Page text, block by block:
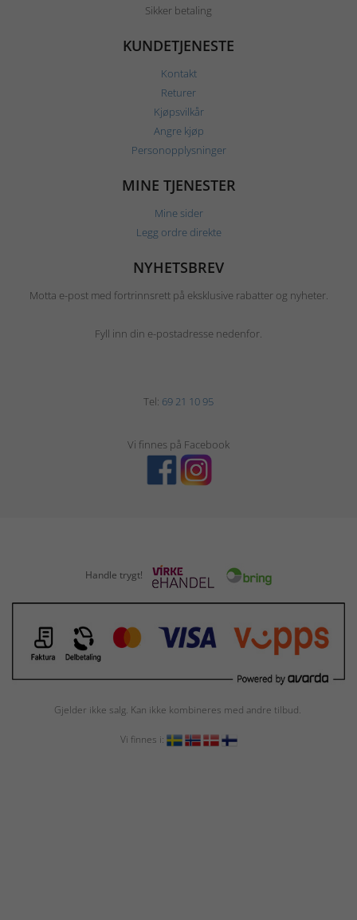
Sikker betaling
KUNDETJENESTE
Kontakt
Returer
Kjøpsvilkår
Angre kjøp
Personopplysninger
MINE TJENESTER
Mine sider
Legg ordre direkte
NYHETSBREV
Motta e-post med fortrinnsrett på eksklusive rabatter og nyheter.
Fyll inn din e-postadresse nedenfor.
Tel: 69 21 10 95
Vi finnes på Facebook
Handle trygt!
Gjelder ikke salg. Kan ikke kombineres med andre tilbud.
Vi finnes i: